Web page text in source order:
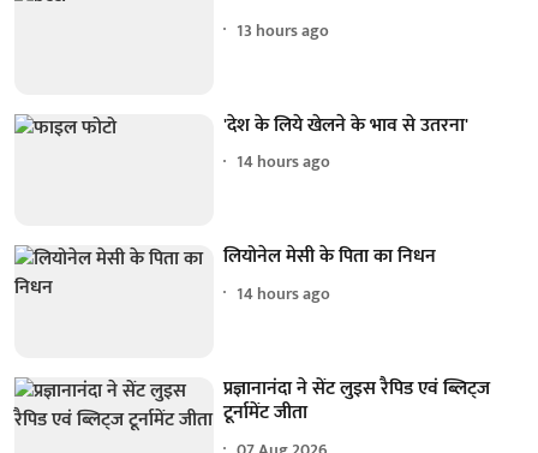
13 hours ago
'देश के लिये खेलने के भाव से उतरना'
14 hours ago
लियोनेल मेसी के पिता का निधन
14 hours ago
प्रज्ञानानंदा ने सेंट लुइस रैपिड एवं ब्लिट्ज
टूर्नामेंट जीता